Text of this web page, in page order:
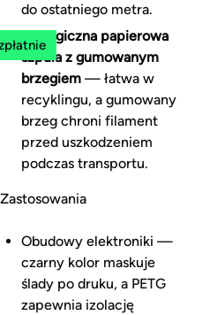
do ostatniego metra.
Ekologiczna papierowa
szpula z gumowanym
brzegiem— łatwa w
recyklingu, a gumowany
brzeg chroni filament
przed uszkodzeniem
podczas transportu.
Zastosowania
Obudowy elektroniki —
czarny kolor maskuje
ślady po druku, a PETG
zapewnia izolację